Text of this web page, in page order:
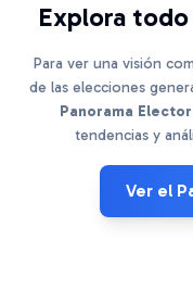
Explora
Para ver una visión
de las elecciones
Panorama
tendencias y
Ver el